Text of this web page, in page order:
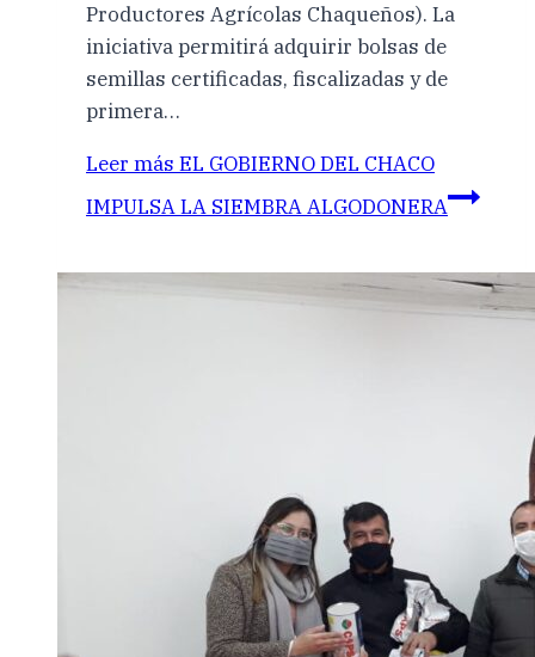
Productores Agrícolas Chaqueños). La
iniciativa permitirá adquirir bolsas de
semillas certificadas, fiscalizadas y de
primera…
Leer más EL GOBIERNO DEL CHACO
IMPULSA LA SIEMBRA ALGODONERA